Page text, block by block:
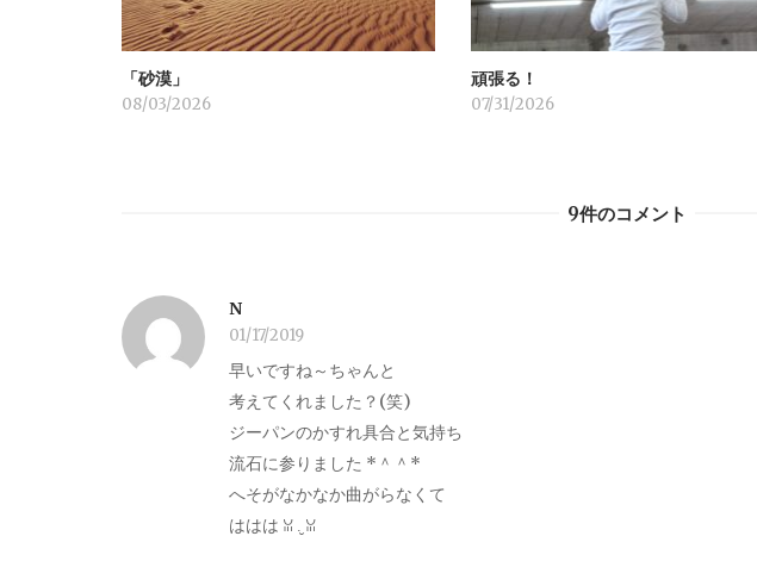
ョ
ン
「砂漠」
08/03/2026
頑張る！
07/31/2026
9件のコメント
N
01/17/2019
早いですね～ちゃんと
考えてくれました？(笑)
ジーパンのかすれ具合と気持ち
流石に参りました *＾＾*
へそがなかなか曲がらなくて
ははは ꈍ .̮ ꈍ